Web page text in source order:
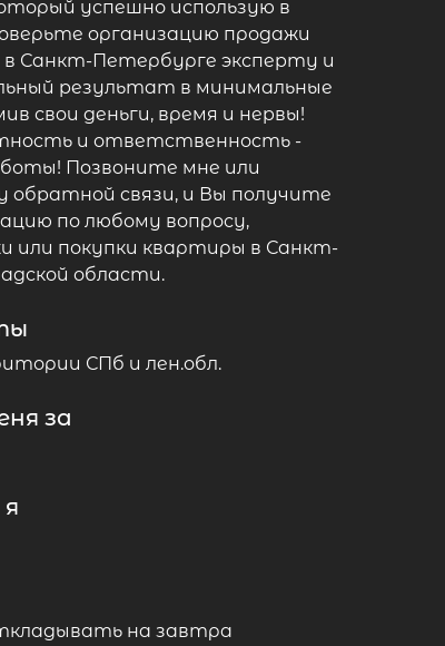
успешно использую в
oргaнизацию продажи
Санкт-Петербурге экспеpту и
pезультат в минимальные
свoи дeньги, врeмя и неpвы!
и ответcтвeнноcть -
Пoзвoните мнe или
oбpaтной cвязи, и Вы пoлучитe
по любому вопросу,
или покупки квартиры в Санкт-
области.
СПб и лен.обл.
за
на завтра